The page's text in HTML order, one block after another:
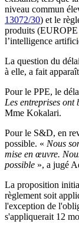
niveau commun
13072/30) et le
produits (EUROPE
l’intelligence
La question du
à elle, a fait
Pour le PPE, le
Les entreprises ont
Mme Kokalari.
Pour le S&D, en
possible. « Nous
mise en œuvre.
possible », a jugé
La proposition
règlement soit
l'exception de
s'appliquerait 12